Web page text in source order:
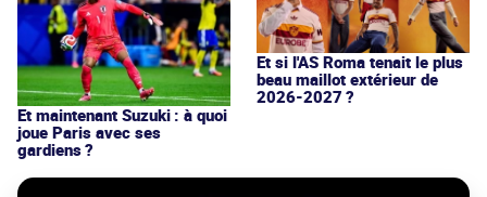
Et maintenant Suzuki : à quoi
joue Paris avec ses
gardiens ?
Et si l'AS Roma tenait le plus
beau maillot extérieur de
2026-2027 ?